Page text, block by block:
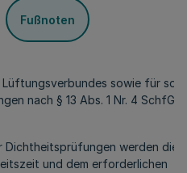
Fußnoten
Lüftungsverbundes sowie für
nach § 13 Abs. 1 Nr. 4 SchfG
Dichtheitsprüfungen werden die
und dem erforderlichen